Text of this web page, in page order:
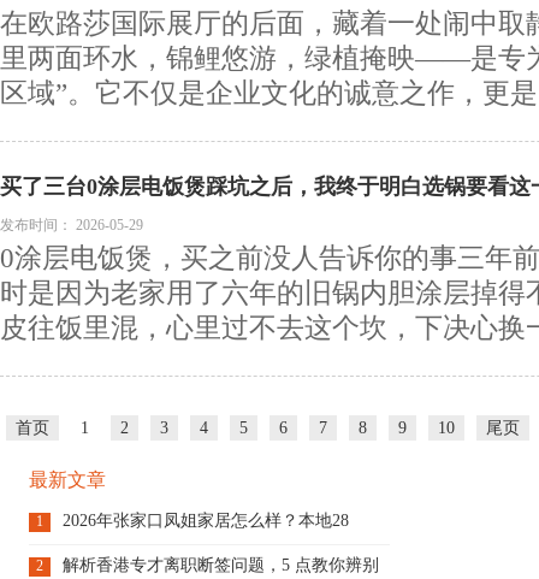
在欧路莎国际展厅的后面，藏着一处闹中取
里两面环水，锦鲤悠游，绿植掩映——是专
区域”。它不仅是企业文化的诚意之作，更
买了三台0涂层电饭煲踩坑之后，我终于明白选锅要看这
发布时间： 2026-05-29
0涂层电饭煲，买之前没人告诉你的事三年
时是因为老家用了六年的旧锅内胆涂层掉
皮往饭里混，心里过不去这个坎，下决心换
首页 1 2 3 4 5 6 7 8 9 10 尾页
最新文章
1 2026年张家口凤姐家居怎么样？本地28
2 解析香港专才离职断签问题，5 点教你辨别